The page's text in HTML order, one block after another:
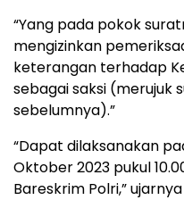
“Yang pada pokok
mengizinkan
keterangan terhadap
sebagai saksi (merujuk
sebelumnya).”
“Dapat dilaksanakan
Oktober 2023 pukul
Bareskrim Polri,”